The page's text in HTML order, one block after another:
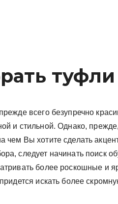
всего безупречно
и стильной. Однако,
чем Вы хотите сделать
следует начинать поиск
более роскошные и
искать более